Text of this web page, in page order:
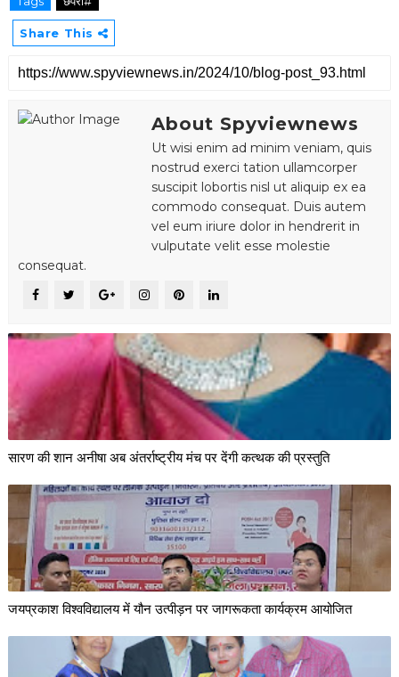
Share This
About Spyviewnews
Ut wisi enim ad minim veniam, quis
nostrud exerci tation ullamcorper
suscipit lobortis nisl ut aliquip ex ea
commodo consequat. Duis autem
vel eum iriure dolor in hendrerit in
vulputate velit esse molestie
consequat.
सारण की शान अनीषा अब अंतर्राष्ट्रीय मंच पर देंगी कत्थक की प्रस्तुति
जयप्रकाश विश्वविद्यालय में यौन उत्पीड़न पर जागरूकता कार्यक्रम आयोजित